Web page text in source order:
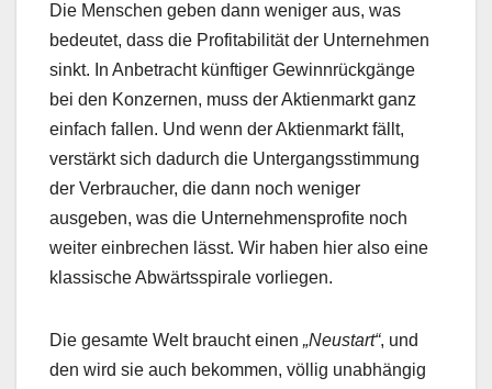
Die Menschen geben dann weniger aus, was
bedeutet, dass die Profitabilität der Unternehmen
sinkt. In Anbetracht künftiger Gewinnrückgänge
bei den Konzernen, muss der Aktienmarkt ganz
einfach fallen. Und wenn der Aktienmarkt fällt,
verstärkt sich dadurch die Untergangsstimmung
der Verbraucher, die dann noch weniger
ausgeben, was die Unternehmensprofite noch
weiter einbrechen lässt. Wir haben hier also eine
klassische Abwärtsspirale vorliegen.
Die gesamte Welt braucht einen „Neustart“, und
den wird sie auch bekommen, völlig unabhängig